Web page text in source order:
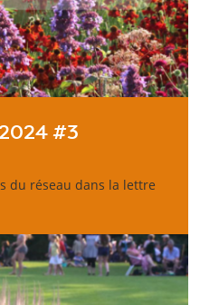
#3
du réseau dans la lettre